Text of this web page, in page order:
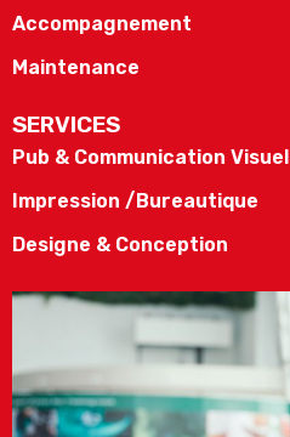
Accompagnement
Maintenance
SERVICES
Pub & Communication Visuel
Impression /Bureautique
Designe & Conception